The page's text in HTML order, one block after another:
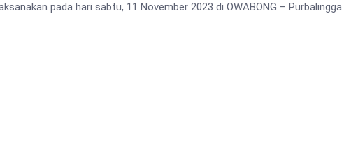
pada hari sabtu, 11 November 2023 di OWABONG – Purbalingga.